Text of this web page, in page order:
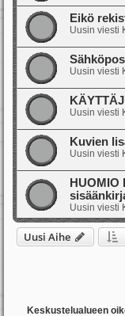
Eikö
Uusin viesti
Uusin viesti
Uusin viesti
Kuvien
Uusin viesti
HUOMIO
Uusin viesti
Uusi Aihe
Keskustelualueen